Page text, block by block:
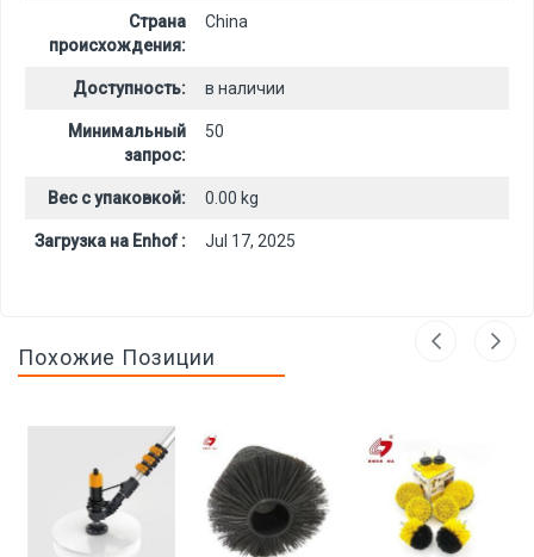
Страна
происхождения:
China
Доступность: в наличии
Минимальный
запрос:
50
Вес с упаковкой: 0.00 kg
Загрузка на Enhof : Jul 17, 2025
Похожие Позиции